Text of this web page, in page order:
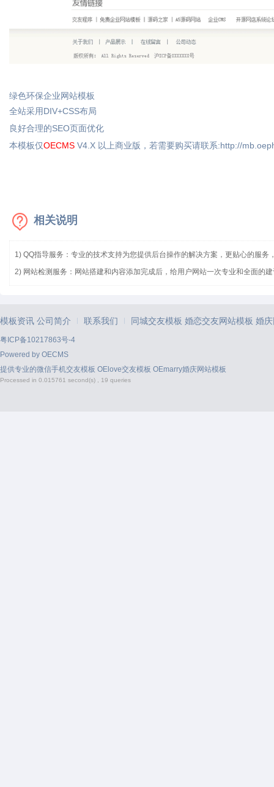
绿色环保企业网站模板
全站采用DIV+CSS布局
良好合理的SEO页面优化
本模板仅OECMS V4.X 以上商业版，若需要购买请联系:http://
相关说明
1) QQ指导服务：专业的技术支持为您提供后台操作的解决方案，更贴心的服务
2) 网站检测服务：网站搭建和内容添加完成后，给用户网站一次专业和全面的
模板资讯 公司简介 联系我们 同城交友模板 婚恋交友网站模板 婚
粤ICP备10217863号-4
Powered by OECMS
提供专业的微信手机交友模板 OElove交友模板 OEmarry婚庆网站模板
Processed in 0.015761 second(s) , 19 queries